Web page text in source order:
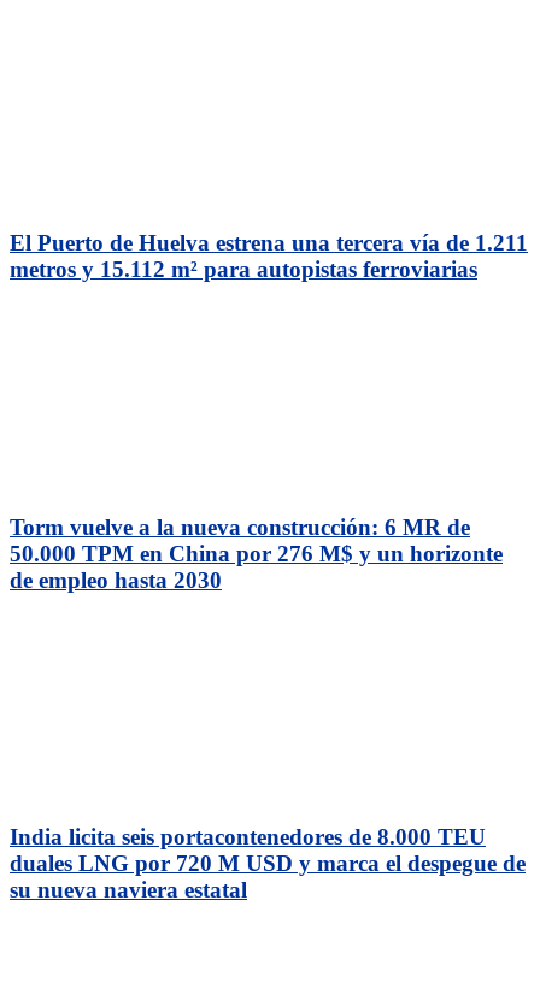
El Puerto de Huelva estrena una tercera vía de 1.211
metros y 15.112 m² para autopistas ferroviarias
Torm vuelve a la nueva construcción: 6 MR de
50.000 TPM en China por 276 M$ y un horizonte
de empleo hasta 2030
India licita seis portacontenedores de 8.000 TEU
duales LNG por 720 M USD y marca el despegue de
su nueva naviera estatal